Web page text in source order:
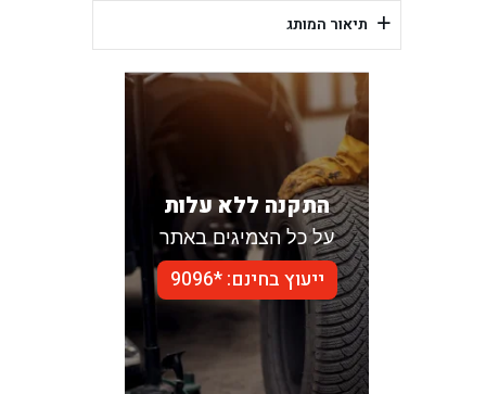
+ תיאור המותג
התקנה ללא עלות
על כל הצמיגים באתר
ייעוץ בחינם: *9096